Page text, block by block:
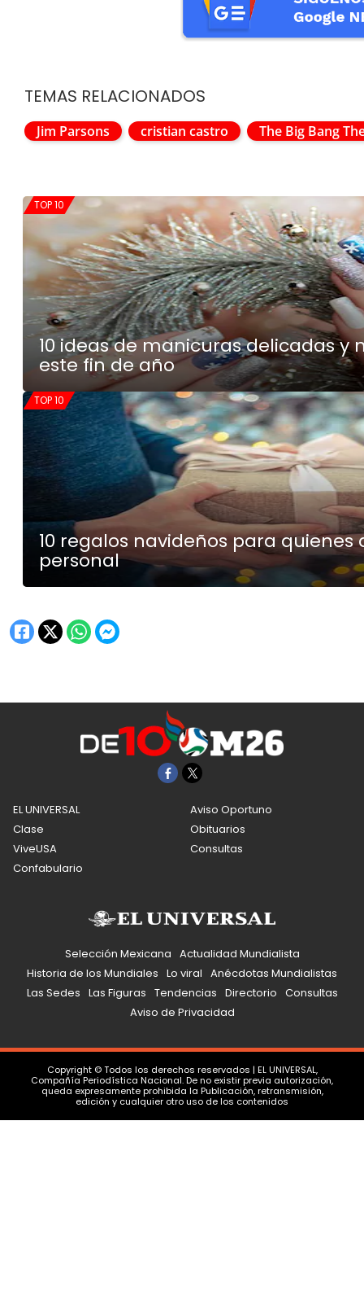
TEMAS RELACIONADOS
Jim Parsons cristian castro The Big Bang
TOP 10
10 ideas de manicuras delicadas y
este fin de año
TOP 10
10 regalos navideños para
personal
EL UNIVERSAL
Clase
ViveUSA
Confabulario
Aviso Oportuno
Obituarios
Consultas
Selección Mexicana Actualidad Mundialista
Historia de los Mundiales Lo viral Anécdotas Mundialistas
Las Sedes Las Figuras Tendencias Directorio Consultas
Aviso de Privacidad
Copyright © Todos los derechos reservados | EL UNIVERSAL,
Compañía Periodística Nacional. De no existir previa autorización,
queda expresamente prohibida la Publicación, retransmisión,
edición y cualquier otro uso de los contenidos